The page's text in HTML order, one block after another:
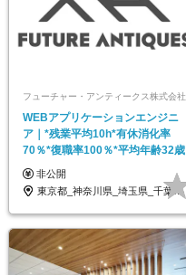
フューチャー・アンティークス株式会社
WEBアプリケーションエンジニ
ア｜*残業平均10h*有休消化率
70％*復職率100％*平均年齢32歳
非公開
東京都_神奈川県_埼玉県_千葉県_大阪府